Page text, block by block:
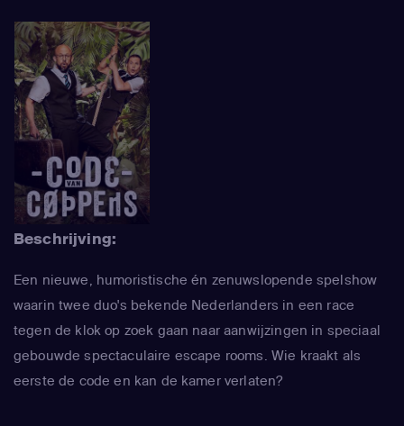
Beschrijving:
Een nieuwe, humoristische én zenuwslopende spelshow
waarin twee duo's bekende Nederlanders in een race
tegen de klok op zoek gaan naar aanwijzingen in speciaal
gebouwde spectaculaire escape rooms. Wie kraakt als
eerste de code en kan de kamer verlaten?